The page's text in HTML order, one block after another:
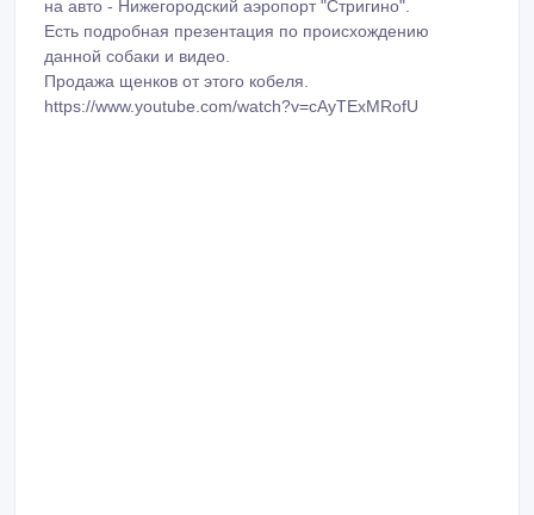
на авто - Нижегородский аэропорт "Стригино".
Есть подробная презентация по происхождению
данной собаки и видео.
Продажа щенков от этого кобеля.
https://www.youtube.com/watch?v=cAyTExMRofU